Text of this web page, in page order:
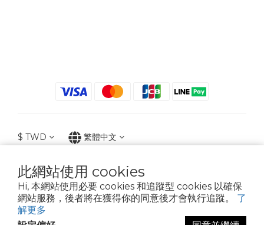
此網站使用 cookies
Hi, 本網站使用必要 cookies 和追蹤型 cookies 以確保
網站服務，後者將在獲得你的同意後才會執行追蹤。 了
解更多
$ TWD 繁體中文
2021 © iGreenbag | DoaBag | Working Hrs 8:30 - 18:00｜新北市新莊區中正路
659-5號3樓 | 02-2903-8800 | 統編 : 28396448 (唯一統編無關係企業)